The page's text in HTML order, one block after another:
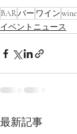
BARバー ワインwine
イベントニュース
最新記事